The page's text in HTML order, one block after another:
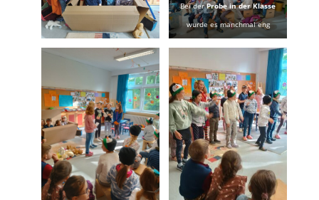
Bei derProbe in der Klasse
wurde es manchmal eng